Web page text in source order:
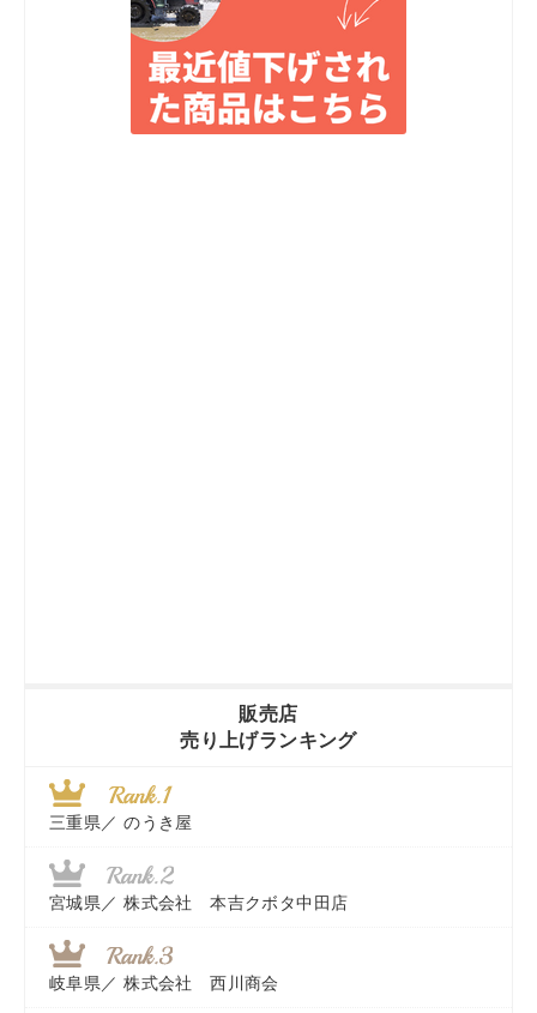
販売店
売り上げランキング
三重県／ のうき屋
宮城県／ 株式会社 本吉クボタ中田店
岐阜県／ 株式会社 西川商会